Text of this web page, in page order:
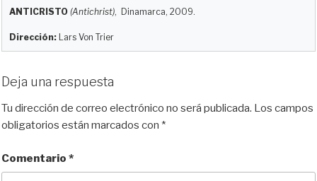
s
k
y
o
d
o
b
o
o
i
t
l
a
t
ANTICRISTO (Antichrist), Dinamarca, 2009.
Dirección: Lars Von Trier
Deja una respuesta
Tu dirección de correo electrónico no será publicada. Los campos
obligatorios están marcados con *
Comentario *